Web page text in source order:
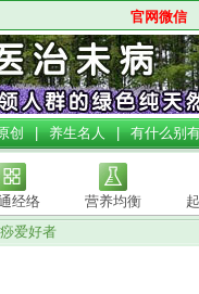
官网微信
创|养生名人|有什么别
经络 营养均衡
爱好者